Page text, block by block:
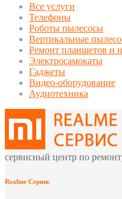
Все услуги
Телефоны
Роботы пылесосы
Вертикальные
Ремонт планшетов и
Электросамокаты
Гаджеты
Видео-оборудование
Аудиотехника
сервисный центр по
Realme Сервис